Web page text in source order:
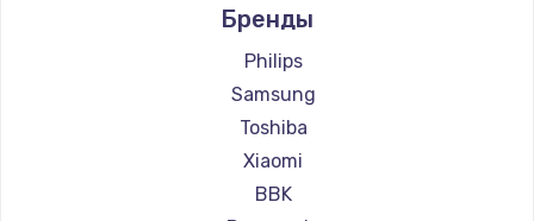
Заказать
Настройка Wi-Fi
1030 руб.
Заказать
Ремонт телевизоров Hisense
Ремонт телевизоров Daewoo
Ремонт телевизоров Centek
Ремонт телевизоров Telefunken
Ремонт телевизоров Hyundai
Ремонт телевизоров Doffler
Бренды
Philips
Samsung
Toshiba
Xiaomi
BBK